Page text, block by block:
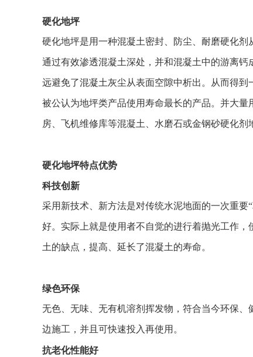
硬化地坪
硬化地坪是用一种混凝土密封、防尘、耐磨硬化
通过有效渗透混凝土深处，并和混凝土中的游离
远避免了混凝土灰尘从表面空隙中析出。从而得
被公认为地坪类产品使用寿命最长的产品。并大
房、飞机维修库等混凝土、水磨石或金钢砂硬化剂
硬化地坪特点优势
科技创新
采用新技术、新方法是对传统水泥地面的一次重
好。实际上就是使用者不自觉的进行着抛光工作
土的缺点，提高、延长了混凝土的寿命。
绿色环保
无色、无味、无有机溶剂挥发物，符合当今环保
边施工，并且可快速投入再使用。
抗老化性能好